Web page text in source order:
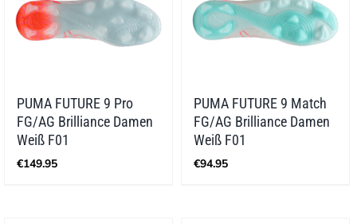
PUMA FUTURE 9 Pro
FG/AG Brilliance Damen
Weiß F01
€149.95
PUMA FUTURE 9 Match
FG/AG Brilliance Damen
Weiß F01
€94.95